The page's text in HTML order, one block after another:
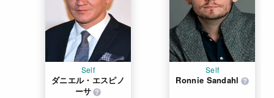
Self
ダニエル・エスピノ
ーサ
Self
Ronnie Sandahl